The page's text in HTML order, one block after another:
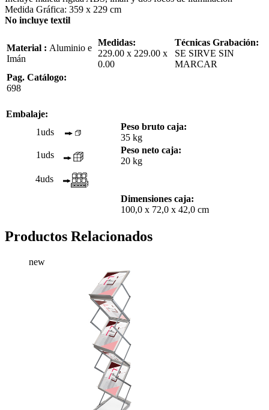
Medida Gráfica: 359 x 229 cm
No incluye textil
Material : Aluminio e
Imán
Medidas:
229.00 x 229.00 x
0.00
Técnicas Grabación:
SE SIRVE SIN
MARCAR
Pag. Catálogo:
698
Embalaje:
1uds
Peso bruto caja:
35 kg
1uds
Peso neto caja:
20 kg
4uds
Dimensiones caja:
100,0 x 72,0 x 42,0 cm
Productos Relacionados
new